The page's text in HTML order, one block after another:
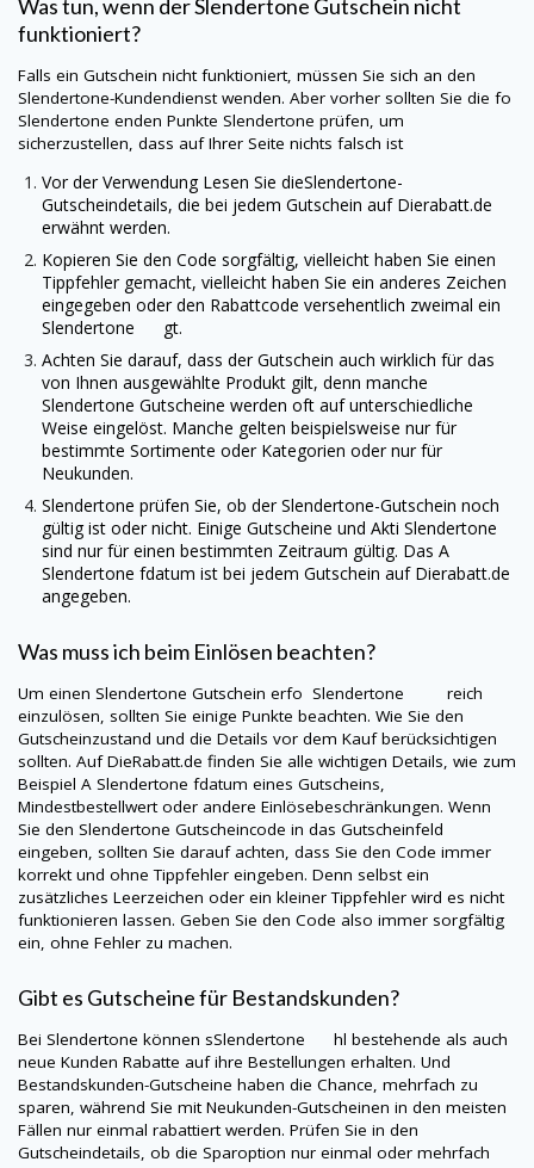
Was tun, wenn derSlendertone Gutschein nicht
funktioniert?
Falls ein Gutschein nicht funktioniert, müssen Sie sich an den
Slendertone-Kundendienst wenden. Aber vorher sollten Sie die fo
Slendertone enden Punkte Slendertone prüfen, um
sicherzustellen, dass auf Ihrer Seite nichts falsch ist
Vor der Verwendung Lesen Sie dieSlendertone-
Gutscheindetails, die bei jedem Gutschein aufDierabatt.de
erwähnt werden.
Kopieren Sie den Code sorgfältig, vielleicht haben Sie einen
Tippfehler gemacht, vielleicht haben Sie ein anderes Zeichen
eingegeben oder den Rabattcode versehentlich zweimal ein
Slendertone gt.
Achten Sie darauf, dass der Gutschein auch wirklich für das
von Ihnen ausgewählte Produkt gilt, denn manche
Slendertone Gutscheine werden oft auf unterschiedliche
Weise eingelöst. Manche gelten beispielsweise nur für
bestimmte Sortimente oder Kategorien oder nur für
Neukunden.
Slendertone prüfen Sie, ob derSlendertone-Gutschein noch
gültig ist oder nicht. Einige Gutscheine und Akti Slendertone
sind nur für einen bestimmten Zeitraum gültig. Das A
Slendertone fdatum ist bei jedem Gutschein aufDierabatt.de
angegeben.
Was muss ich beim Einlösen beachten?
Um einen Slendertone Gutschein erfo Slendertone reich
einzulösen, sollten Sie einige Punkte beachten. Wie Sie den
Gutscheinzustand und die Details vor dem Kauf berücksichtigen
sollten. AufDieRabatt.de finden Sie alle wichtigen Details, wie zum
Beispiel A Slendertone fdatum eines Gutscheins,
Mindestbestellwert oder andere Einlösebeschränkungen. Wenn
Sie den Slendertone Gutscheincode in das Gutscheinfeld
eingeben, sollten Sie darauf achten, dass Sie den Code immer
korrekt und ohne Tippfehler eingeben. Denn selbst ein
zusätzliches Leerzeichen oder ein kleiner Tippfehler wird es nicht
funktionieren lassen. Geben Sie den Code also immer sorgfältig
ein, ohne Fehler zu machen.
Gibt es Gutscheine für Bestandskunden?
Bei Slendertone können sSlendertone hl bestehende als auch
neue Kunden Rabatte auf ihre Bestellungen erhalten. Und
Bestandskunden-Gutscheine haben die Chance, mehrfach zu
sparen, während Sie mit Neukunden-Gutscheinen in den meisten
Fällen nur einmal rabattiert werden. Prüfen Sie in den
Gutscheindetails, ob die Sparoption nur einmal oder mehrfach